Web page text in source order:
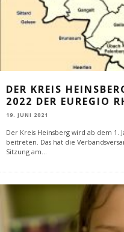
DER KREIS
2022 DER EUREGIO
19. JUNI 2021
Der Kreis Heinsberg wird ab dem 1.
beitreten. Das hat die
Sitzung am...